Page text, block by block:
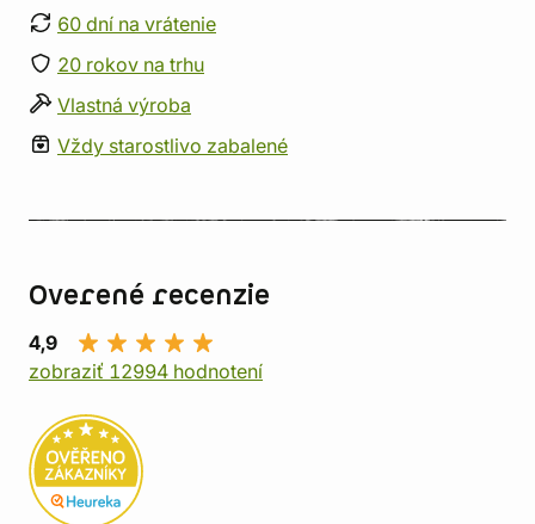
60 dní na vrátenie
20 rokov na trhu
Vlastná výroba
Vždy starostlivo zabalené
Overené recenzie
4,9
zobraziť 12994 hodnotení